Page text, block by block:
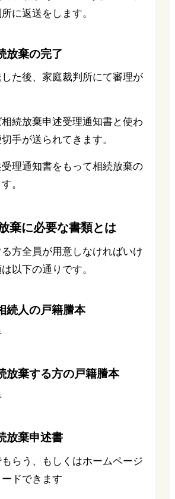
に返送をします。
放棄の完了
た後、家庭裁判所にて審理が
続放棄申述受理通知書と使わ
手が送られてきます。
理通知書をもって相続放棄の
。
棄に必要な書類とは
方全員が用意しなければいけ
以下の通りです。
続人の戸籍謄本
放棄する方の戸籍謄本
放棄申述書
らう、もしくはホームページ
ドできます